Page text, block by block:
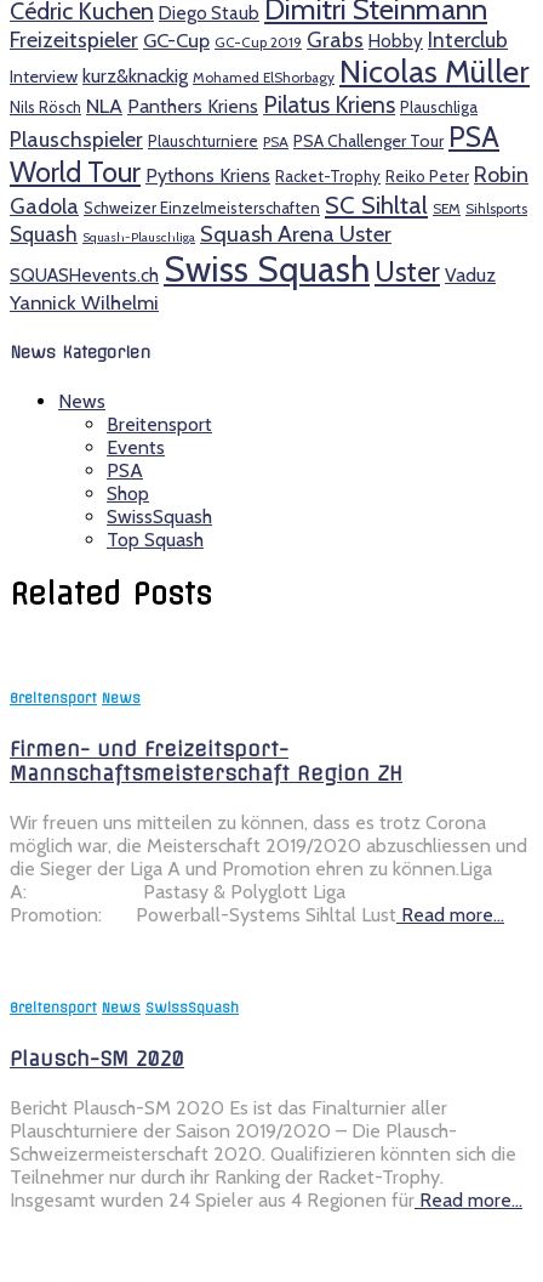
Cédric Kuchen Diego Staub Dimitri Steinmann
Freizeitspieler GC-Cup GC-Cup 2019 Grabs Hobby Interclub
Interview kurz&knackig Mohamed ElShorbagy Nicolas Müller
Nils Rösch NLA Panthers Kriens Pilatus Kriens Plauschliga
Plauschspieler Plauschturniere PSA PSA Challenger Tour PSA
World Tour Pythons Kriens Racket-Trophy Reiko Peter Robin
Gadola Schweizer Einzelmeisterschaften SC Sihltal SEM Sihlsports
Squash Squash-Plauschliga Squash Arena Uster
SQUASHevents.ch Swiss Squash Uster Vaduz
Yannick Wilhelmi
News Kategorien
News
Breitensport
Events
PSA
Shop
SwissSquash
Top Squash
Related Posts
Breitensport News
Firmen- und Freizeitsport-
Mannschaftsmeisterschaft Region ZH
Wir freuen uns mitteilen zu können, dass es trotz Corona
möglich war, die Meisterschaft 2019/2020 abzuschliessen und
die Sieger der Liga A und Promotion ehren zu können.Liga
A: Pastasy & Polyglott Liga
Promotion: Powerball-Systems Sihltal Lust Read more…
Breitensport News SwissSquash
Plausch-SM 2020
Bericht Plausch-SM 2020 Es ist das Finalturnier aller
Plauschturniere der Saison 2019/2020 – Die Plausch-
Schweizermeisterschaft 2020. Qualifizieren könnten sich die
Teilnehmer nur durch ihr Ranking der Racket-Trophy.
Insgesamt wurden 24 Spieler aus 4 Regionen für Read more…